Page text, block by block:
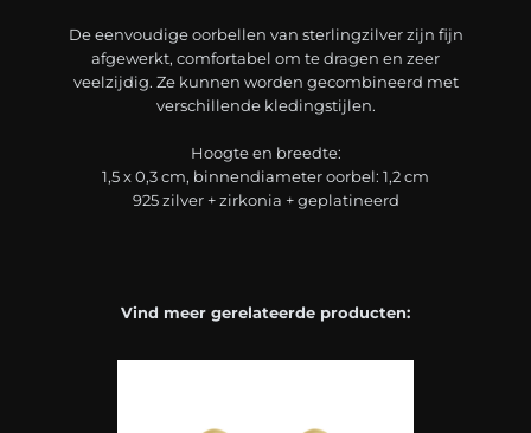
De eenvoudige oorbellen van sterlingzilver zijn fijn
afgewerkt, comfortabel om te dragen en zeer
veelzijdig. Ze kunnen worden gecombineerd met
verschillende kledingstijlen.
Hoogte en breedte:
1,5 x 0,3 cm, binnendiameter oorbel: 1,2 cm
925 zilver + zirkonia + geplatineerd
Vind meer gerelateerde producten: